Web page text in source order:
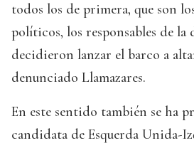
todos los de primera, que son
políticos, los responsables de la
decidieron lanzar el barco a
denunciado Llamazares.
En este sentido también se ha
candidata de Esquerda Unida-